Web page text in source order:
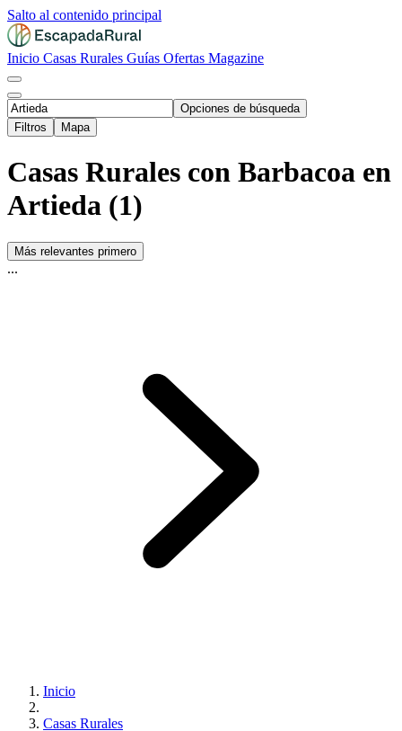
Salto al contenido principal
Inicio Casas Rurales Guías Ofertas Magazine
Opciones de búsqueda
Filtros
Mapa
Casas Rurales con Barbacoa en
Artieda (1)
Más relevantes primero
...
Inicio
Casas Rurales